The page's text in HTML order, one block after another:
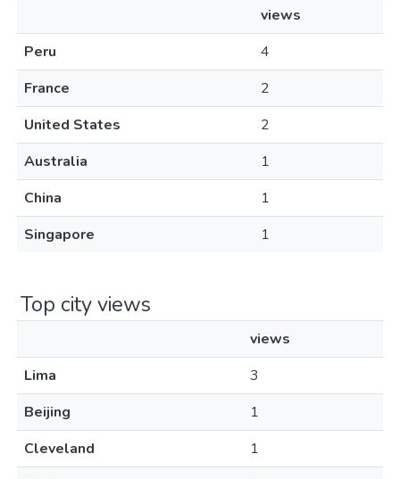
views
Peru
4
France
2
United States
2
Australia
1
China
1
Singapore
1
Top city views
views
Lima
3
Beijing
1
Cleveland
1